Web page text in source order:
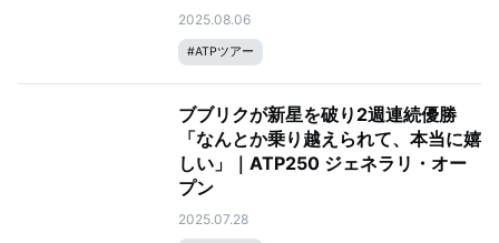
2025.08.06
#ATPツアー
ブブリクが新星を破り2週連続優勝
「なんとか乗り越えられて、本当に嬉
しい」｜ATP250 ジェネラリ・オー
プン
2025.07.28